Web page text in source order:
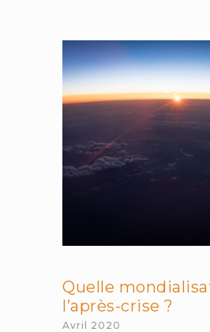
ou
la
somme
de
tous
les
dangers
Quelle
l’après-crise ?
Avril 2020